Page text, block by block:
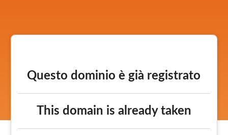
Questo dominio è già registrato
This domain is already taken